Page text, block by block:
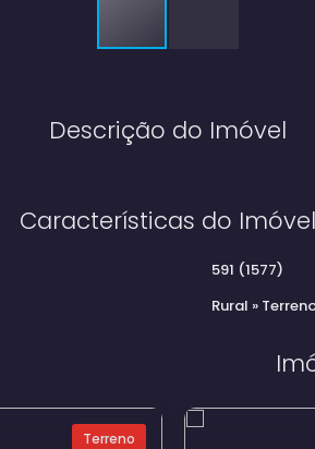
Descrição do Imóvel
Características do Imóvel
591 (1577)
Rural »
Terreno